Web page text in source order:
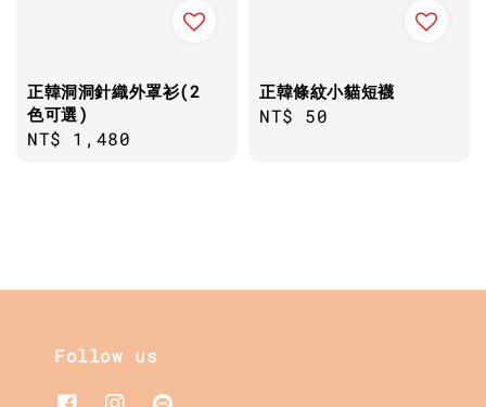
正韓洞洞針織外罩衫(2
色可選)
Regular
NT$ 1,480
正韓條紋小貓短襪
Regular
NT$ 50
Follow us